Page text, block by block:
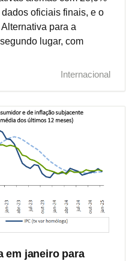
oficiais finais, e o
para a
lugar, com
Internacional
em janeiro para